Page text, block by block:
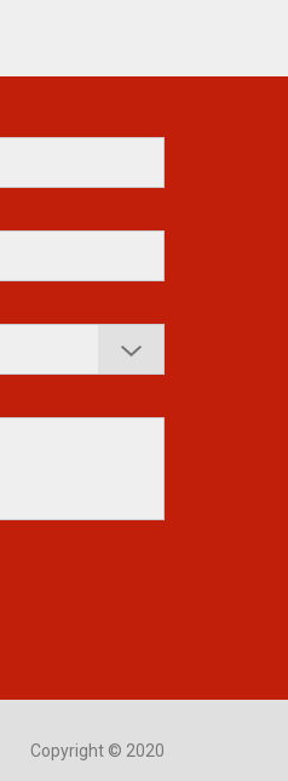
Copyright © 2020